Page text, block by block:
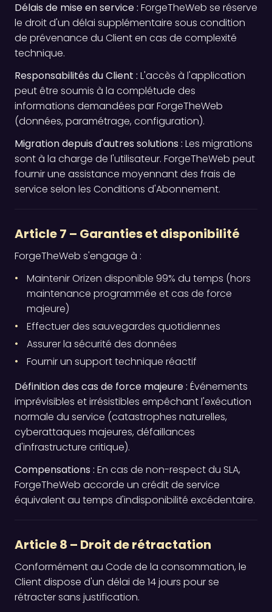
Délais de mise en service : ForgeTheWeb se réserve
le droit d'un délai supplémentaire sous condition
de prévenance du Client en cas de complexité
technique.
Responsabilités du Client : L'accès à l'application
peut être soumis à la complétude des
informations demandées par ForgeTheWeb
(données, paramétrage, configuration).
Migration depuis d'autres solutions : Les migrations
sont à la charge de l'utilisateur. ForgeTheWeb peut
fournir une assistance moyennant des frais de
service selon les Conditions d'Abonnement.
Article 7 – Garanties et disponibilité
ForgeTheWeb s'engage à :
Maintenir Orizen disponible 99% du temps (hors
maintenance programmée et cas de force
majeure)
Effectuer des sauvegardes quotidiennes
Assurer la sécurité des données
Fournir un support technique réactif
Définition des cas de force majeure : Événements
imprévisibles et irrésistibles empêchant l'exécution
normale du service (catastrophes naturelles,
cyberattaques majeures, défaillances
d'infrastructure critique).
Compensations : En cas de non-respect du SLA,
ForgeTheWeb accorde un crédit de service
équivalent au temps d'indisponibilité excédentaire.
Article 8 – Droit de rétractation
Conformément au Code de la consommation, le
Client dispose d'un délai de 14 jours pour se
rétracter sans justification.